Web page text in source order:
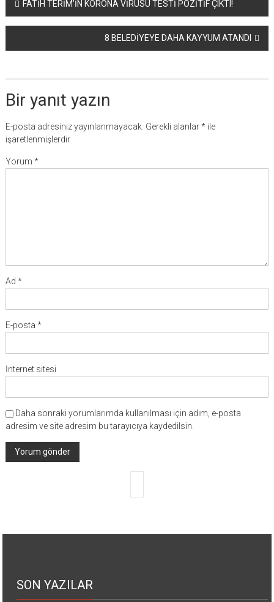
dolaşımı
FATİH TERİM’İN KORONA VİRÜSÜ TESTİ POZİTİF ÇIKTI!
8 BELEDİYEYE DAHA KAYYUM ATANDI
Bir yanıt yazın
E-posta adresiniz yayınlanmayacak. Gerekli alanlar*ile
işaretlenmişlerdir
Yorum *
Ad *
E-posta *
İnternet sitesi
Daha sonraki yorumlarımda kullanılması için adım, e-posta
adresim ve site adresim bu tarayıcıya kaydedilsin.
SON YAZILAR